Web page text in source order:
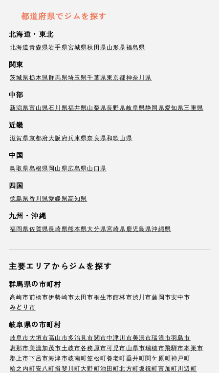
都道府県でジムを探す
北海道・東北
北海道青森県岩手県宮城県秋田県山形県福島県
関東
茨城県栃木県群馬県埼玉県千葉県東京都神奈川県
中部
新潟県富山県石川県福井県山梨県長野県岐阜県静岡県愛知県三重県
近畿
滋賀県京都府大阪府兵庫県奈良県和歌山県
中国
鳥取県島根県岡山県広島県山口県
四国
徳島県香川県愛媛県高知県
九州・沖縄
福岡県佐賀県長崎県熊本県大分県宮崎県鹿児島県沖縄県
主要エリアからジムを探す
群馬県の市町村
高崎市前橋市伊勢崎市太田市桐生市館林市渋川市藤岡市安中市
みどり市
岐阜県の市町村
岐阜市大垣市高山市多治見市関市中津川市美濃市瑞浪市羽島市
恵那市美濃加茂市土岐市各務原市可児市山県市瑞穂市飛騨市本巣市
郡上市下呂市海津市岐南町笠松町養老町垂井町関ケ原町神戸町
輪之内町安八町揖斐川町大野町池田町北方町坂祝町富加町川辺町